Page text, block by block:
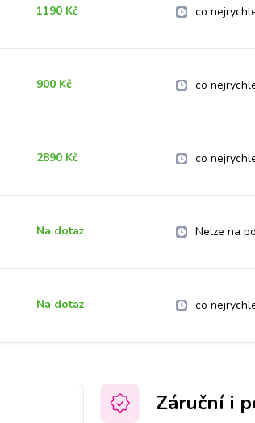
1190 Kč co
900 Kč co
2890 Kč co
Na dotaz Nelze na
Na dotaz co
Záruční i